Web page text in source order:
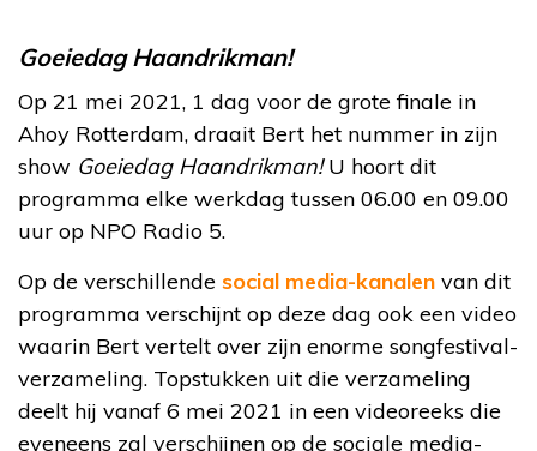
Goeiedag Haandrikman!
Op 21 mei 2021, 1 dag voor de grote finale in
Ahoy Rotterdam, draait Bert het nummer in zijn
show Goeiedag Haandrikman!U hoort dit
programma elke werkdag tussen 06.00 en 09.00
uur op NPO Radio 5.
Op de verschillende social media-kanalen van dit
programma verschijnt op deze dag ook een video
waarin Bert vertelt over zijn enorme songfestival-
verzameling. Topstukken uit die verzameling
deelt hij vanaf 6 mei 2021 in een videoreeks die
eveneens zal verschijnen op de sociale media-